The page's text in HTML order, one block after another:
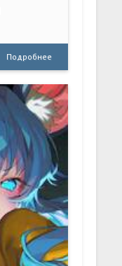
Подробнее